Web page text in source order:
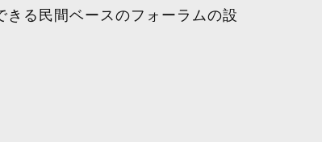
きる民間ベースのフォーラムの設